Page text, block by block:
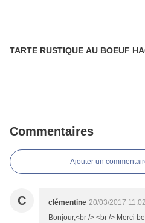
TARTE RUSTIQUE AU BOEUF
Commentaires
Ajouter un
C clémentine 20/03/2017 11:02
Bonjour,<br /> <br /> Merci